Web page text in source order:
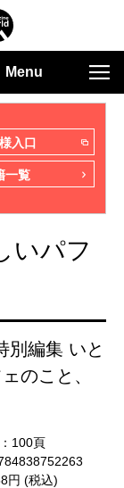
Menu
入口
一覧
いパフ
別編集 いと
のこと、
100頁
円 (税込)